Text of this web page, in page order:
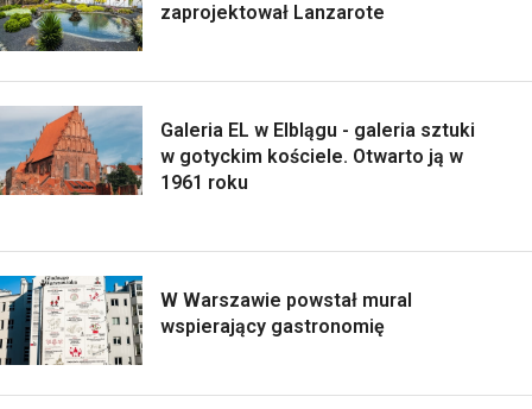
zaprojektował Lanzarote
Galeria EL w Elblągu - galeria sztuki
w gotyckim kościele. Otwarto ją w
1961 roku
W Warszawie powstał mural
wspierający gastronomię